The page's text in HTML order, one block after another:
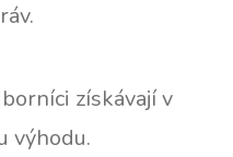
získávají v
výhodu.